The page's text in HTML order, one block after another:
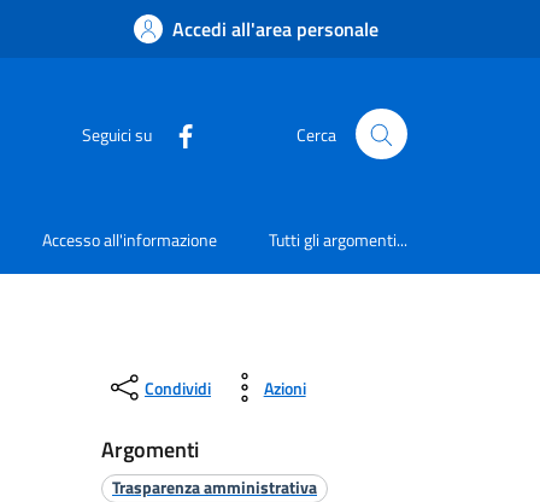
Accedi all'area personale
Seguici su Cerca
Accesso all'informazione Tutti gli argomenti...
Condividi Azioni
Argomenti
Trasparenza amministrativa